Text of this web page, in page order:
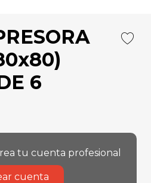
6
tu cuenta profesional
cuenta